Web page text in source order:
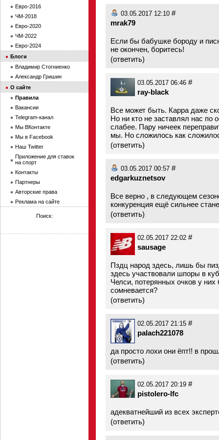
03.05.2017 12:10 #
mrak79
Если бы бабушке бороду и
не окончен, боритесь!
(ответить)
03.05.2017 06:46 #
ray-black
Все может быть. Карра даже
Но ни кто не заставлял нас по
слабее. Пару ничеек
мы. Но сложилось как
(ответить)
03.05.2017 00:57 #
edgarkuznetsov
Все верно , в следующем
конкуренция ещё сильнее
(ответить)
02.05.2017 22:02 #
sausage
Пздц народ здесь, лишь бы
здесь участвовали шпоры в
Челси, потерянных очков у
сомневается?
(ответить)
02.05.2017 21:15 #
palach221078
да просто лохи они ёпт!! в
(ответить)
02.05.2017 20:19 #
pistolero-lfc
адекватнейший из всех
(ответить)
Евро-2016
ЧМ-2018
Евро-2020
ЧМ-2022
Евро-2024
Блоги
Владимир Стогниенко
Александр Гришин
О сайте
Правила
Вакансии
Telegram-канал
Мы ВКонтакте
Мы в Facebook
Наш Twitter
Приложение для ставок
на спорт
Контакты
Партнеры
Авторские права
Реклама на сайте
Поиск: